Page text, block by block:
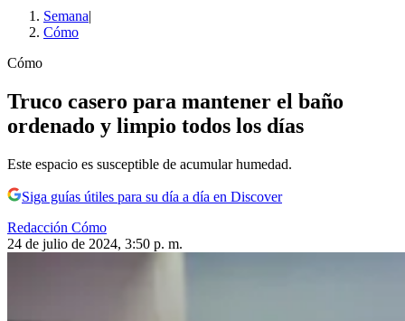
Semana|
Cómo
Cómo
Truco casero para mantener el baño
ordenado y limpio todos los días
Este espacio es susceptible de acumular humedad.
Siga guías útiles para su día a día en Discover
Redacción Cómo
24 de julio de 2024, 3:50 p. m.